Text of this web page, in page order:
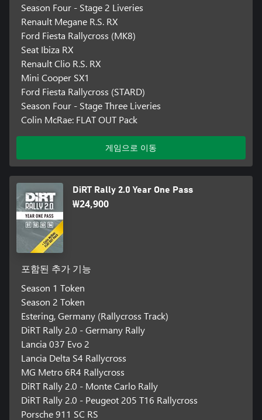
Season Four - Stage 2 Liveries
Renault Megane R.S. RX
Ford Fiesta Rallycross (MK8)
Seat Ibiza RX
Renault Clio R.S. RX
Mini Cooper SX1
Ford Fiesta Rallycross (STARD)
Season Four - Stage Three Liveries
Colin McRae: FLAT OUT Pack
게임으로 이동
DiRT Rally 2.0 Year One Pass
₩24,900
포함된 추가 기능
Season 1 Token
Season 2 Token
Estering, Germany (Rallycross Track)
DiRT Rally 2.0 - Germany Rally
Lancia 037 Evo 2
Lancia Delta S4 Rallycross
MG Metro 6R4 Rallycross
DiRT Rally 2.0 - Monte Carlo Rally
DiRT Rally 2.0 - Peugeot 205 T16 Rallycross
Porsche 911 SC RS